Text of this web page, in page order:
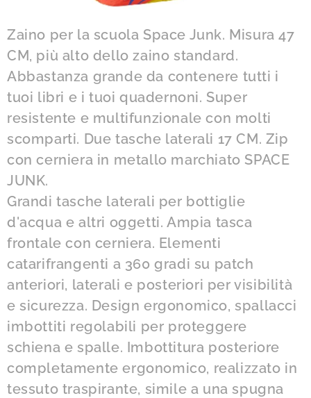
Zaino per la scuola Space Junk. Misura 47
CM, più alto dello zaino standard.
Abbastanza grande da contenere tutti i
tuoi libri e i tuoi quadernoni. Super
resistente e multifunzionale con molti
scomparti. Due tasche laterali 17 CM. Zip
con cerniera in metallo marchiato SPACE
JUNK.
Grandi tasche laterali per bottiglie
d'acqua e altri oggetti. Ampia tasca
frontale con cerniera. Elementi
catarifrangenti a 360 gradi su patch
anteriori, laterali e posteriori per visibilità
e sicurezza. Design ergonomico, spallacci
imbottiti regolabili per proteggere
schiena e spalle. Imbottitura posteriore
completamente ergonomico, realizzato in
tessuto traspirante, simile a una spugna